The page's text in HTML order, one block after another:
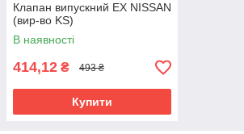
Клапан випускний EX NISSAN
(вир-во KS)
В наявності
414,12 ₴ 493 ₴
Купити